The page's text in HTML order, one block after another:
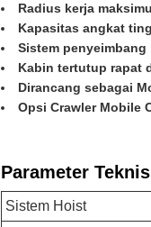
Radius kerja
Kapasitas angkat
Sistem
Kabin tertutup rapat
Dirancang sebagai
Opsi Crawler Mobile
Parameter
Sistem Hoist